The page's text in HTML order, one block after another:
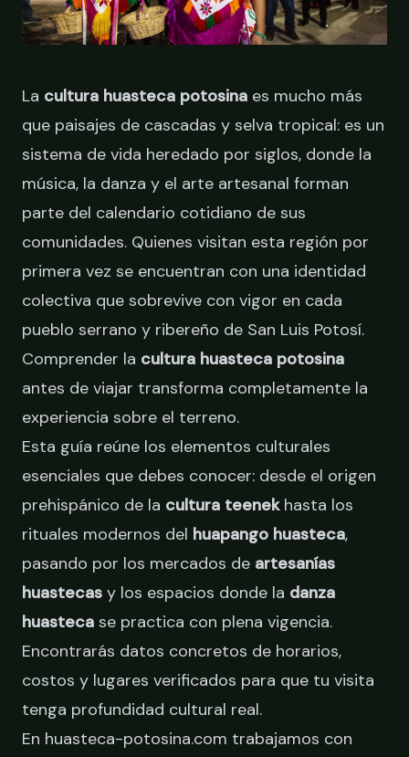
La cultura huasteca potosina es mucho más
que paisajes de cascadas y selva tropical: es un
sistema de vida heredado por siglos, donde la
música, la danza y el arte artesanal forman
parte del calendario cotidiano de sus
comunidades. Quienes visitan esta región por
primera vez se encuentran con una identidad
colectiva que sobrevive con vigor en cada
pueblo serrano y ribereño de San Luis Potosí.
Comprender la cultura huasteca potosina
antes de viajar transforma completamente la
experiencia sobre el terreno.
Esta guía reúne los elementos culturales
esenciales que debes conocer: desde el origen
prehispánico de la cultura teenekhasta los
rituales modernos del huapango huasteca,
pasando por los mercados de artesanías
huastecas y los espacios donde la danza
huasteca se practica con plena vigencia.
Encontrarás datos concretos de horarios,
costos y lugares verificados para que tu visita
tenga profundidad cultural real.
En huasteca-potosina.com trabajamos con